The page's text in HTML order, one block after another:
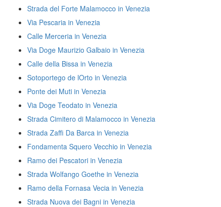
Strada del Forte Malamocco in Venezia
Via Pescaria in Venezia
Calle Merceria in Venezia
Via Doge Maurizio Galbaio in Venezia
Calle della Bissa in Venezia
Sotoportego de lOrto in Venezia
Ponte dei Muti in Venezia
Via Doge Teodato in Venezia
Strada Cimitero di Malamocco in Venezia
Strada Zaffi Da Barca in Venezia
Fondamenta Squero Vecchio in Venezia
Ramo dei Pescatori in Venezia
Strada Wolfango Goethe in Venezia
Ramo della Fornasa Vecia in Venezia
Strada Nuova dei Bagni in Venezia